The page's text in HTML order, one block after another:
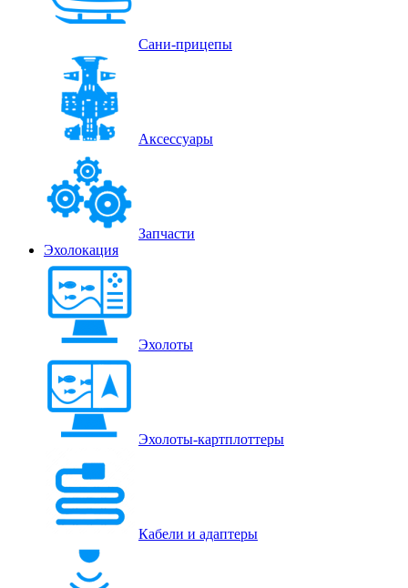
Сани-прицепы
Аксессуары
Запчасти
Эхолокация
Эхолоты
Эхолоты-картплоттеры
Кабели и адаптеры